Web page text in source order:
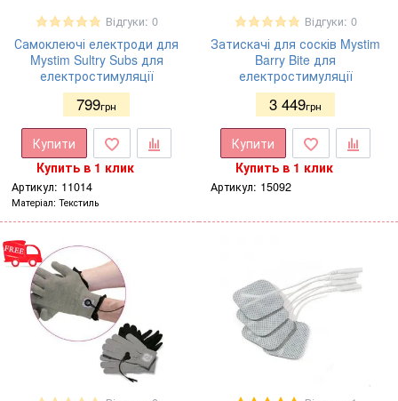
Відгуки: 0
Самоклеючі електроди для
Mystim Sultry Subs для
електростимуляції
799грн
Купити
Купить в 1 клик
Артикул: 11014
Матеріал Текстиль
Відгуки: 0
Затискачі для сосків Mystim
Barry Bite для
електростимуляції
3 449грн
Купити
Купить в 1 клик
Артикул: 15092